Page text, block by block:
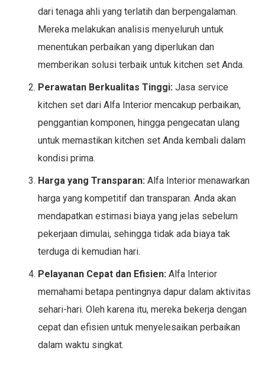
dari tenaga ahli yang terlatih dan berpengalaman.
Mereka melakukan analisis menyeluruh untuk
menentukan perbaikan yang diperlukan dan
memberikan solusi terbaik untuk kitchen set Anda.
Perawatan Berkualitas Tinggi: Jasa service
kitchen set dari Alfa Interior mencakup perbaikan,
penggantian komponen, hingga pengecatan ulang
untuk memastikan kitchen set Anda kembali dalam
kondisi prima.
Harga yang Transparan: Alfa Interior menawarkan
harga yang kompetitif dan transparan. Anda akan
mendapatkan estimasi biaya yang jelas sebelum
pekerjaan dimulai, sehingga tidak ada biaya tak
terduga di kemudian hari.
Pelayanan Cepat dan Efisien: Alfa Interior
memahami betapa pentingnya dapur dalam aktivitas
sehari-hari. Oleh karena itu, mereka bekerja dengan
cepat dan efisien untuk menyelesaikan perbaikan
dalam waktu singkat.